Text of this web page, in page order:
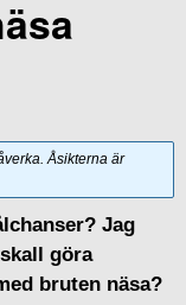
Åsikterna är
Jag
göra
bruten näsa?